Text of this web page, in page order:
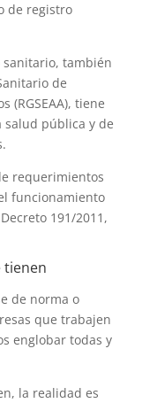
de registro
sanitario, también
de
(RGSEAA), tiene
pública y de
requerimientos
funcionamiento
191/2011,
tienen
de norma o
que trabajen
englobar todas y
la realidad es